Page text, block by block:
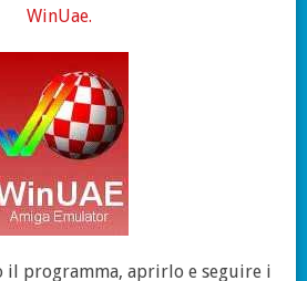
WinUae.
il programma, aprirlo e seguire i